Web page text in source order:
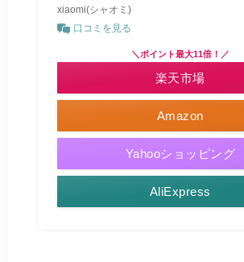
xiaomi(シャオミ)
口コミを見る
Amazon
＼ポイント最大11倍！／
楽天市場
Yahooショッピング
AliExpress